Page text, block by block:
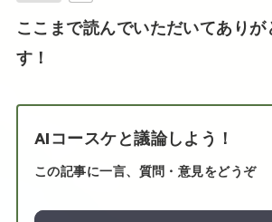
ここまで読んでいただいてありが
す！
AIコースケと議論しよう！
この記事に一言、質問・意見をどうぞ